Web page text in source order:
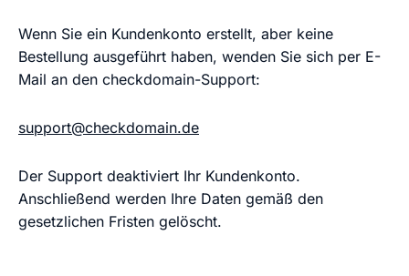
Wenn Sie ein Kundenkonto erstellt, aber keine
Bestellung ausgeführt haben, wenden Sie sich per E-
Mail an den checkdomain-Support:
support@checkdomain.de
Der Support deaktiviert Ihr Kundenkonto.
Anschließend werden Ihre Daten gemäß den
gesetzlichen Fristen gelöscht.